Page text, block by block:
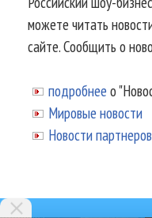
можете читать
сайте. Сообщить о
подробнее о
Мировые новости
Новости партнеров